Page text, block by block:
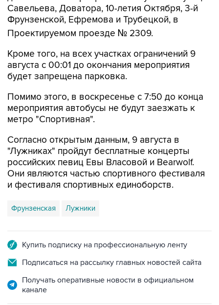
Савельева, Доватора, 10-летия Октября, 3-й
Фрунзенской, Ефремова и Трубецкой, в
Проектируемом проезде № 2309.
Кроме того, на всех участках ограничений 9
августа с 00:01 до окончания мероприятия
будет запрещена парковка.
Помимо этого, в воскресенье с 7:50 до конца
мероприятия автобусы не будут заезжать к
метро "Спортивная".
Согласно открытым данным, 9 августа в
"Лужниках" пройдут бесплатные концерты
российских певиц Евы Власовой и Bearwolf.
Они являются частью спортивного фестиваля
и фестиваля спортивных единоборств.
Фрунзенская Лужники
Купить подписку на профессиональную ленту
Подписаться на рассылку главных новостей сайта
Получать оперативные новости в официальном
канале